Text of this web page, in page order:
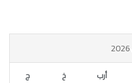
أرب خ ج